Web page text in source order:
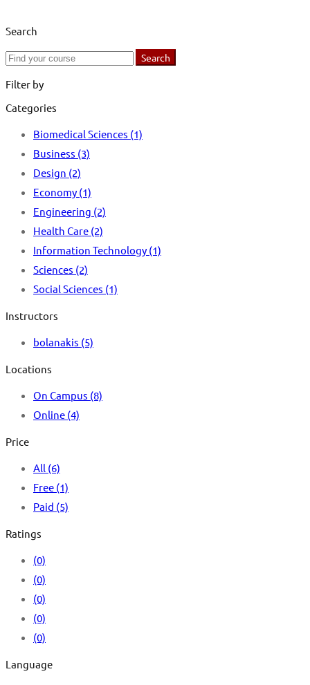
Search
Search
Search
Filter by
Categories
Biomedical Sciences (1)
Business (3)
Design (2)
Economy (1)
Engineering (2)
Health Care (2)
Information Technology (1)
Sciences (2)
Social Sciences (1)
Instructors
bolanakis (5)
Locations
On Campus (8)
Online (4)
Price
All (6)
Free (1)
Paid (5)
Ratings
(0)
(0)
(0)
(0)
(0)
Language